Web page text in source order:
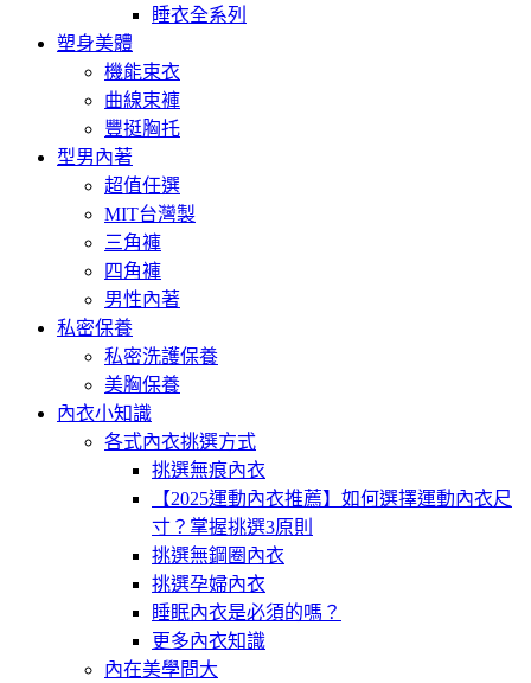
睡衣全系列
塑身美體
機能束衣
曲線束褲
豐挺胸托
型男內著
超值任選
MIT台灣製
三角褲
四角褲
男性內著
私密保養
私密洗護保養
美胸保養
內衣小知識
各式內衣挑選方式
挑選無痕內衣
【2025運動內衣推薦】如何選擇運動內衣尺
寸？掌握挑選3原則
挑選無鋼圈內衣
挑選孕婦內衣
睡眠內衣是必須的嗎？
更多內衣知識
內在美學問大